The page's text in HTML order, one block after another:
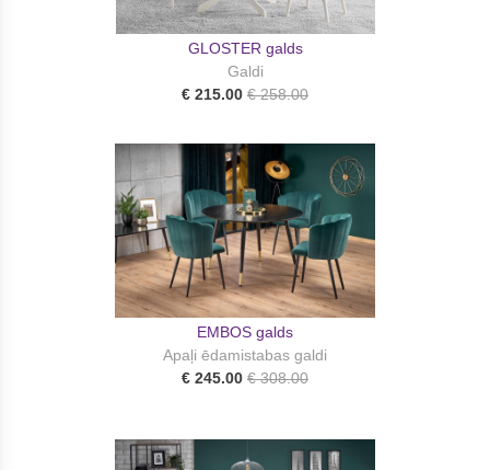
GLOSTER galds
Galdi
€ 215.00 € 258.00
EMBOS galds
Apaļi ēdamistabas galdi
€ 245.00 € 308.00